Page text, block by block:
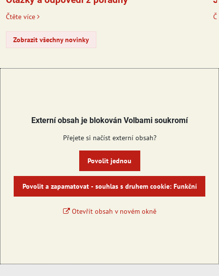
Čtěte více
Zobrazit všechny novinky
Externí obsah je blokován Volbami soukromí
Přejete si načíst externí obsah?
Povolit jednou
Povolit a zapamatovat - souhlas s druhem cookie: Funkční
Otevřít obsah v novém okně